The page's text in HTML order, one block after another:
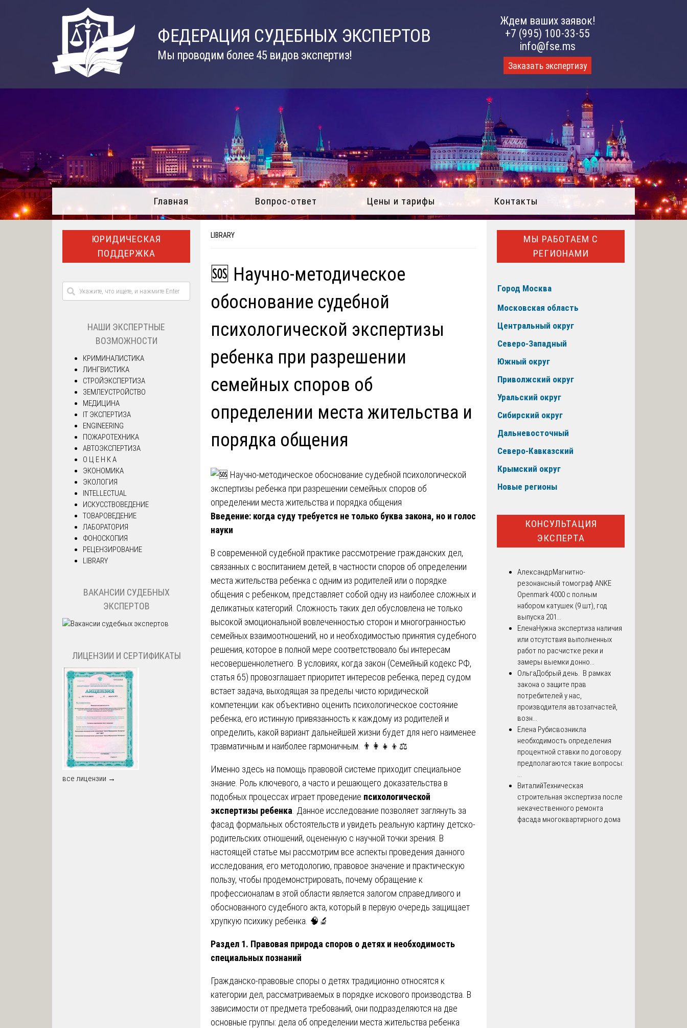
ФЕДЕРАЦИЯ СУДЕБНЫХ ЭКСПЕРТОВ
Мы проводим более 45 видов экспертиз!
Ждем ваших заявок!
+7 (995) 100-33-55
info@fse.ms
Заказать экспертизу
Главная Вопрос-ответ Цены и тарифы Контакты
LIBRARY
🆘 Научно-методическое
обоснование судебной
психологической экспертизы
ребенка при разрешении
семейных споров об
определении места жительства и
порядка общения
Введение: когда суду требуется не только буква закона, но и голос
науки
В современной судебной практике рассмотрение гражданских дел,
связанных с воспитанием детей, в частности споров об определении
места жительства ребенка с одним из родителей или о порядке
общения с ребенком, представляет собой одну из наиболее сложных и
деликатных категорий. Сложность таких дел обусловлена не только
высокой эмоциональной вовлеченностью сторон и многогранностью
семейных взаимоотношений, но и необходимостью принятия судебного
решения, которое в полной мере соответствовало бы интересам
несовершеннолетнего. В условиях, когда закон (Семейный кодекс РФ,
статья 65) провозглашает приоритет интересов ребенка, перед судом
встает задача, выходящая за пределы чисто юридической
компетенции: как объективно оценить психологическое состояние
ребенка, его истинную привязанность к каждому из родителей и
определить, какой вариант дальнейшей жизни будет для него наименее
травматичным и наиболее гармоничным. 👨‍👩‍👧‍👦⚖️
Именно здесь на помощь правовой системе приходит специальное
знание. Роль ключевого, а часто и решающего доказательства в
подобных процессах играет проведение психологической
экспертизы ребенка . Данное исследование позволяет заглянуть за
фасад формальных обстоятельств и увидеть реальную картину детско-
родительских отношений, оцененную с научной точки зрения. В
настоящей статье мы рассмотрим все аспекты проведения данного
исследования, его методологию, правовое значение и практическую
пользу, чтобы продемонстрировать, почему обращение к
профессионалам в этой области является залогом справедливого и
обоснованного судебного акта, который в первую очередь защищает
хрупкую психику ребенка. 🧠🔬
Раздел 1. Правовая природа споров о детях и необходимость
специальных познаний
Гражданско-правовые споры о детях традиционно относятся к
категории дел, рассматриваемых в порядке искового производства. В
зависимости от предмета требований, они подразделяются на две
основные группы: дела об определении места жительства ребенка
ЮРИДИЧЕСКАЯ
ПОДДЕРЖКА
НАШИ ЭКСПЕРТНЫЕ
ВОЗМОЖНОСТИ
КРИМИНАЛИСТИКА
ЛИНГВИСТИКА
СТРОЙЭКСПЕРТИЗА
ЗЕМЛЕУСТРОЙСТВО
МЕДИЦИНА
IT ЭКСПЕРТИЗА
ENGINEERING
ПОЖАРОТЕХНИКА
АВТОЭКСПЕРТИЗА
О Ц Е Н К А
ЭКОНОМИКА
ЭКОЛОГИЯ
INTELLECTUAL
ИСКУССТВОВЕДЕНИЕ
ТОВАРОВЕДЕНИЕ
ЛАБОРАТОРИЯ
ФОНОСКОПИЯ
РЕЦЕНЗИРОВАНИЕ
LIBRARY
ВАКАНСИИ СУДЕБНЫХ
ЭКСПЕРТОВ
ЛИЦЕНЗИИ И СЕРТИФИКАТЫ
все лицензии →
МЫ РАБОТАЕМ С
РЕГИОНАМИ
Город Москва
Московская область
Центральный округ
Северо-Западный
Южный округ
Приволжский округ
Уральский округ
Сибирский округ
Дальневосточный
Северо-Кавказский
Крымский округ
Новые регионы
КОНСУЛЬТАЦИЯ
ЭКСПЕРТА
АлександрМагнитно-
резонансный томограф ANKE
Openmark 4000 с полным
набором катушек (9 шт), год
выпуска 201...
ЕленаНужна экспертиза наличия
или отсутствия выполненных
работ по расчистке реки и
замеры выемки донно...
ОльгаДобрый день. В рамках
закона о защите прав
потребителей у нас,
производителя автозапчастей,
возн...
Елена Рубисвозникла
необходимость определения
процентной ставки по договору.
предполагаются такие вопросы:
...
ВиталийТехническая
строительная экспертиза после
некачественного ремонта
фасада многоквартирного дома